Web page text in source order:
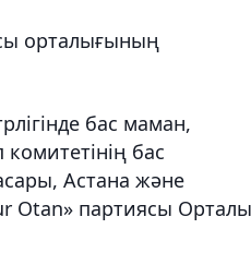
орталығының
бас маман,
бас
Астана және
Otan» партиясы